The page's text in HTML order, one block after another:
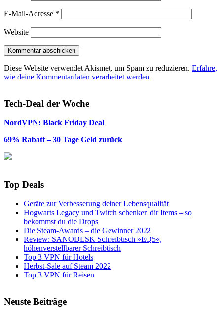
E-Mail-Adresse *
Website
Diese Website verwendet Akismet, um Spam zu reduzieren. Erfahre,
wie deine Kommentardaten verarbeitet werden.
Tech-Deal der Woche
NordVPN: Black Friday Deal
69% Rabatt – 30 Tage Geld zurück
Top Deals
Geräte zur Verbesserung deiner Lebensqualität
Hogwarts Legacy und Twitch schenken dir Items – so
bekommst du die Drops
Die Steam-Awards – die Gewinner 2022
Review: SANODESK Schreibtisch »EQ5«,
höhenverstellbarer Schreibtisch
Top 3 VPN für Hotels
Herbst-Sale auf Steam 2022
Top 3 VPN für Reisen
Neuste Beiträge